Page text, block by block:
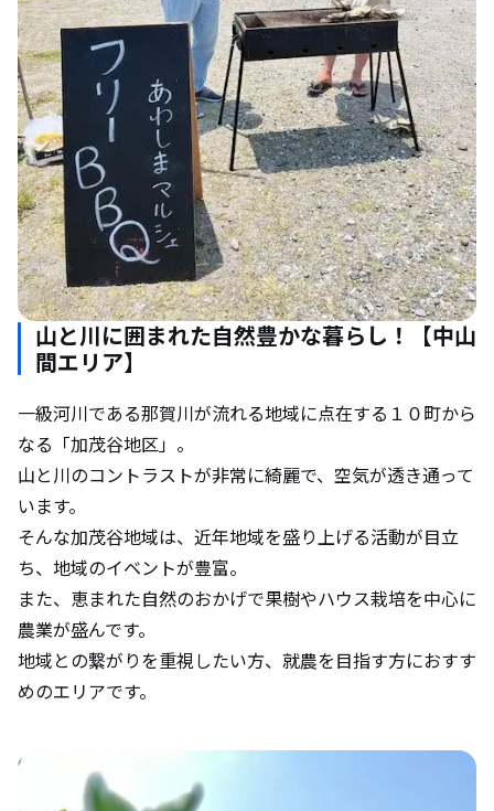
山と川に囲まれた自然豊かな暮らし！【中山
間エリア】
一級河川である那賀川が流れる地域に点在する１０町から
なる「加茂谷地区」。
山と川のコントラストが非常に綺麗で、空気が透き通って
います。
そんな加茂谷地域は、近年地域を盛り上げる活動が目立
ち、地域のイベントが豊富。
また、恵まれた自然のおかげで果樹やハウス栽培を中心に
農業が盛んです。
地域との繋がりを重視したい方、就農を目指す方におすす
めのエリアです。